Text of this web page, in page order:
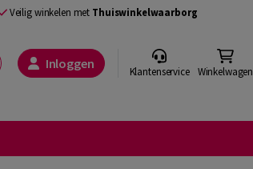
Veilig winkelen met Thuiswinkelwaarborg
Inloggen Klantenservice Winkelwagen